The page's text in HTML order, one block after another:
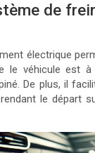
de
électrique
le véhicule est à
De plus, il
le départ